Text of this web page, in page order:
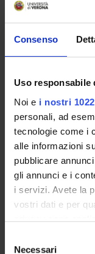
Consenso
Uso responsabile
Noi e i nostri
personali, ad
tecnologie come i
alle informazioni
pubblicare
gli annunci e i
i servizi. Avete la
vostri dati e per
privacy sono
modificare o
Necessari
MM: BISOGNI
Educational needs
necessary bases
between the
particular regard to
safety in the
MM: SOCIOLOGIA
PERCEZIONE DEI
The module
communication
and the elements